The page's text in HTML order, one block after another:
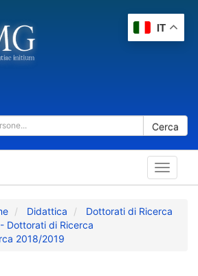
Cerca
Toggle
Didattica
Dottorati di Ricerca
Dottorati di Ricerca
2018/2019
IT